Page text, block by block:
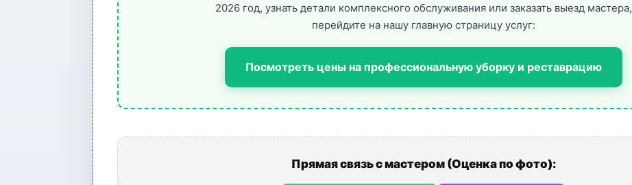
2026 год, узнать детали комплексного обслуживания или заказать выезд мастера,
перейдите на нашу главную страницу услуг:
Посмотреть цены на профессиональную уборку и реставрацию
Прямая связь с мастером (Оценка по фото):